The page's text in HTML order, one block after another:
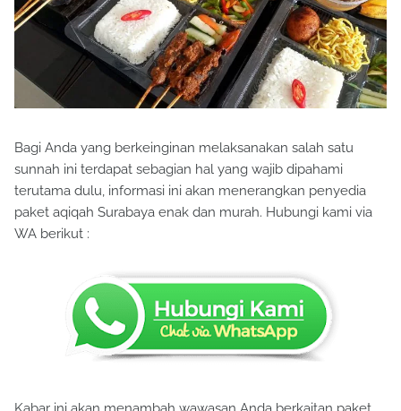
Bagi Anda yang berkeinginan melaksanakan salah satu
sunnah ini terdapat sebagian hal yang wajib dipahami
terutama dulu, informasi ini akan menerangkan penyedia
paket aqiqah Surabaya enak dan murah. Hubungi kami via
WA berikut :